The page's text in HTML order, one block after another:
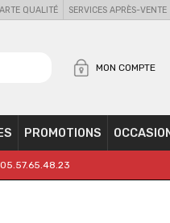
QUALITÉ SERVICES APRÈS-VENTE
MON COMPTE
PROMOTIONS